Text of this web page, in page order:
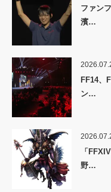
ファン
濱…
FF14、
ン…
「
野…